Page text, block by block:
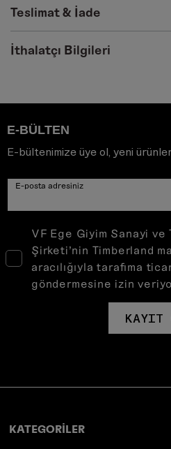
Teslimat & İade
İthalatçı Bilgileri
E-BÜLTEN
E-bültenimize üye ol, yeni
E-posta adresiniz
VF Ege Giyim Sanayi
Şirketi’nin Timberland
aracılığıyla tarafıma
göndermesine izin
KAYIT
KATEGORİLER